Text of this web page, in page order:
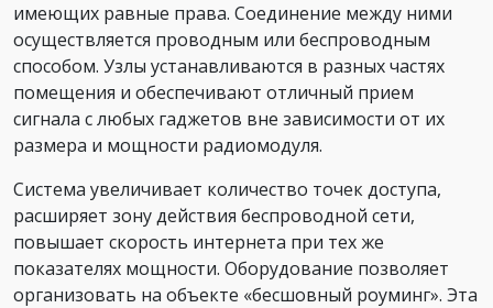
имеющих равные права. Соединение между ними
осуществляется проводным или беспроводным
способом. Узлы устанавливаются в разных частях
помещения и обеспечивают отличный прием
сигнала с любых гаджетов вне зависимости от их
размера и мощности радиомодуля.
Система увеличивает количество точек доступа,
расширяет зону действия беспроводной сети,
повышает скорость интернета при тех же
показателях мощности. Оборудование позволяет
организовать на объекте «бесшовный роуминг». Эта